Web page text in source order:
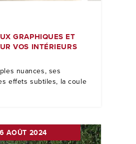
GRAPHIQUES ET
VOS INTÉRIEURS
nuances, ses
effets subtiles, la coule
AOÛT 2024